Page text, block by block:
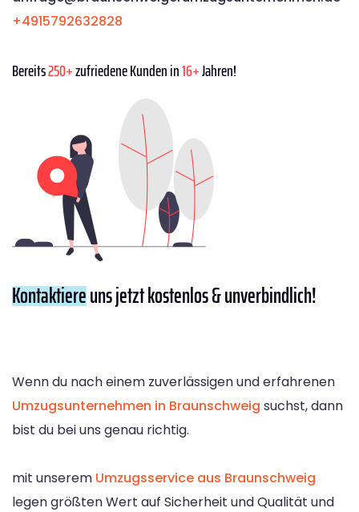
+4915792632828
Bereits250+zufriedene Kunden in16+Jahren!
Kontaktiereuns jetzt kostenlos & unverbindlich!
Wenn du nach einem zuverlässigen und erfahrenen
Umzugsunternehmen in Braunschweig suchst, dann
bist du bei uns genau richtig.
mit unserem Umzugsservice aus Braunschweig
legen größten Wert auf Sicherheit und Qualität und